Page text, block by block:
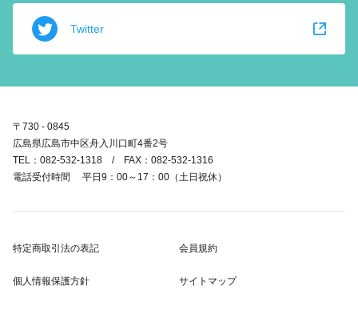
Twitter
〒730 - 0845
広島県広島市中区舟入川口町4番2号
TEL：082-532-1318 / FAX：082-532-1316
電話受付時間 平日9：00～17：00（土日祝休）
特定商取引法の表記 会員規約
個人情報保護方針 サイトマップ